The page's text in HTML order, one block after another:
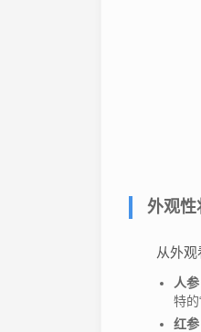
外观性
从外观
人参
特的
红参